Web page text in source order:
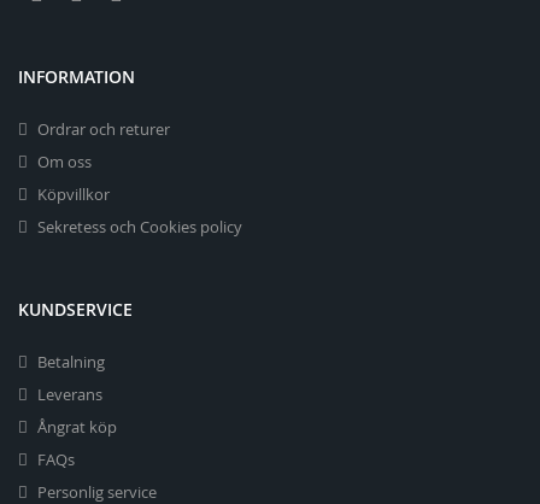
INFORMATION
Ordrar och returer
Om oss
Köpvillkor
Sekretess och Cookies policy
KUNDSERVICE
Betalning
Leverans
Ångrat köp
FAQs
Personlig service